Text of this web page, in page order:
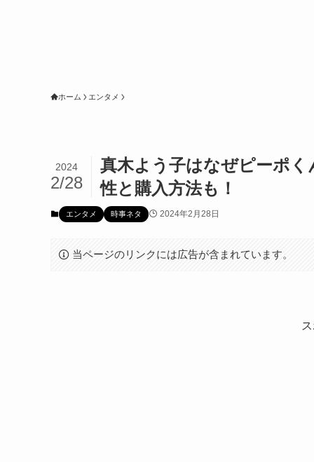
ホーム エンタメ
真木よう子はなぜピーポ
性と購入方法も！
2024
2/28
エンタメ 時事ネタ 2024年2月28日
当ページのリンクには広告が含まれています。